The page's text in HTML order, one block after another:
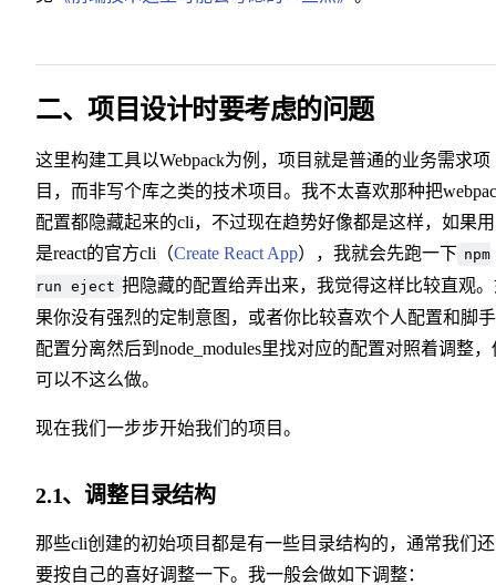
二、项目设计时要考虑的问题
这里构建工具以Webpack为例，项目就是普通的业务需求项
目，而非写个库之类的技术项目。我不太喜欢那种把
配置都隐藏起来的cli，不过现在趋势好像都是这样，如果
是react的官方cli（Create React App），我就会先跑一下 npm
run eject 把隐藏的配置给弄出来，我觉得这样比较直观
果你没有强烈的定制意图，或者你比较喜欢个人配置和脚
配置分离然后到node_modules里找对应的配置对照着调整，
可以不这么做。
现在我们一步步开始我们的项目。
2.1、调整目录结构
那些cli创建的初始项目都是有一些目录结构的，通常我们
要按自己的喜好调整一下。我一般会做如下调整：